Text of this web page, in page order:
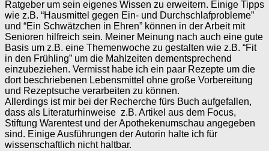
Ratgeber um sein eigenes Wissen zu erweitern. Einige Tipps
wie z.B. “Hausmittel gegen Ein- und Durchschlafprobleme”
und “Ein Schwätzchen in Ehren” können in der Arbeit mit
Senioren hilfreich sein. Meiner Meinung nach auch eine gute
Basis um z.B. eine Themenwoche zu gestalten wie z.B. “Fit
in den Frühling” um die Mahlzeiten dementsprechend
einzubeziehen. Vermisst habe ich ein paar Rezepte um die
dort beschriebenen Lebensmittel ohne große Vorbereitung
und Rezeptsuche verarbeiten zu können.
Allerdings ist mir bei der Recherche fürs Buch aufgefallen,
dass als Literaturhinweise z.B. Artikel aus dem Focus,
Stiftung Warentest und der Apothekenumschau angegeben
sind. Einige Ausführungen der Autorin halte ich für
wissenschaftlich nicht haltbar.